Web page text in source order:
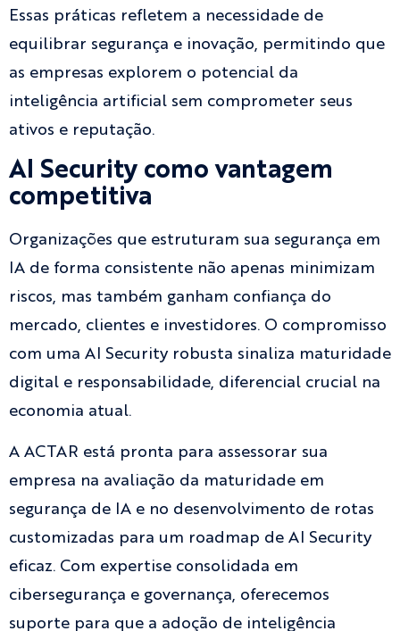
Essas práticas refletem a necessidade de
equilibrar segurança e inovação, permitindo que
as empresas explorem o potencial da
inteligência artificial sem comprometer seus
ativos e reputação.
AI Security como vantagem
competitiva
Organizações que estruturam sua segurança em
IA de forma consistente não apenas minimizam
riscos, mas também ganham confiança do
mercado, clientes e investidores. O compromisso
com uma AI Security robusta sinaliza maturidade
digital e responsabilidade, diferencial crucial na
economia atual.
A ACTAR está pronta para assessorar sua
empresa na avaliação da maturidade em
segurança de IA e no desenvolvimento de rotas
customizadas para um roadmap de AI Security
eficaz. Com expertise consolidada em
cibersegurança e governança, oferecemos
suporte para que a adoção de inteligência